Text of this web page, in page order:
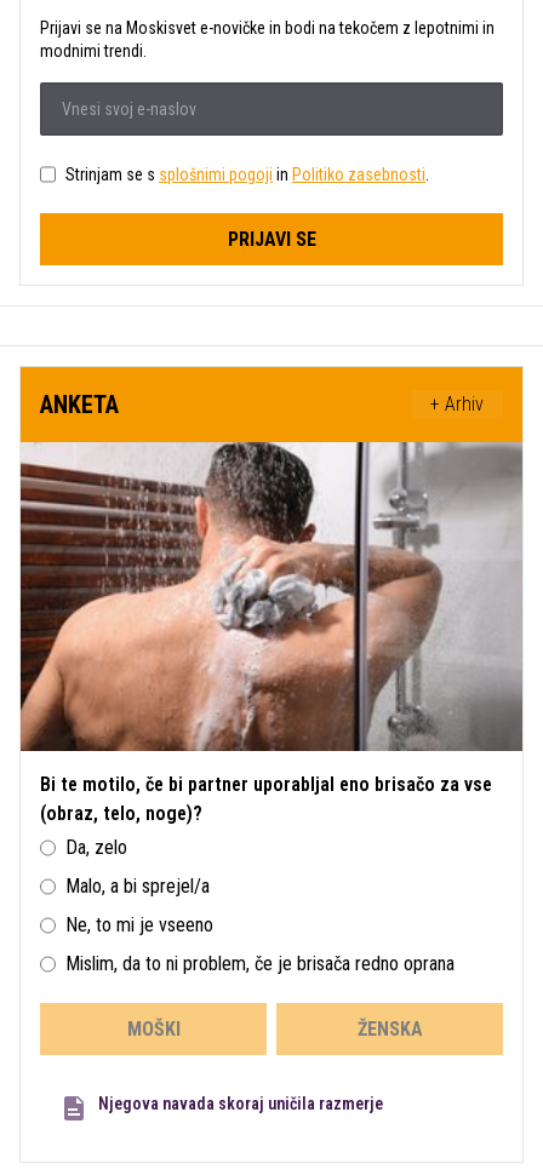
Prijavi se na Moskisvet e-novičke in bodi na tekočem z lepotnimi in
modnimi trendi.
Strinjam se s splošnimi pogoji in Politiko zasebnosti
PRIJAVI SE
ANKETA + Arhiv
Bi te motilo, če bi partner uporabljal eno brisačo za vse
(obraz, telo, noge)?
Da, zelo
Malo, a bi sprejel/a
Ne, to mi je vseeno
Mislim, da to ni problem, če je brisača redno oprana
MOŠKI ŽENSKA
Njegova navada skoraj uničila razmerje